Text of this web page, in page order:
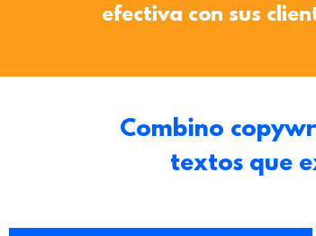
efectiva con sus
Combino
textos que